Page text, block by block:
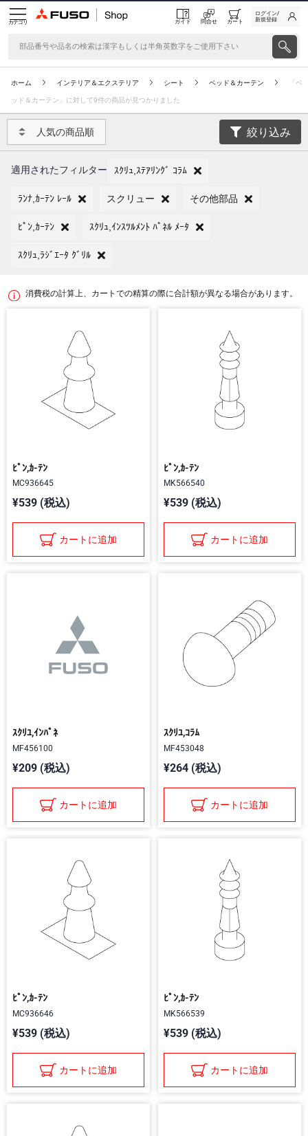
カテゴリ ガイド 問合せ カート
ログイン/
新規登録
ホーム インテリア＆エクステリア シート ベッド＆カーテン 「ベ
ッド＆カーテン」に対して9件の商品が見つかりました
人気の商品順 絞り込み
適用されたフィルター ｽｸﾘｭ,ｽﾃｱﾘﾝｸﾞ ｺﾗﾑ
ﾗﾝﾅ,ｶｰﾃﾝ ﾚｰﾙ スクリュー その他部品
ﾋﾟﾝ,ｶｰﾃﾝ ｽｸﾘｭ,ｲﾝｽﾂﾙﾒﾝﾄ ﾊﾟﾈﾙ ﾒｰﾀ
ｽｸﾘｭ,ﾗｼﾞｴｰﾀ ｸﾞﾘﾙ
消費税の計算上、カートでの精算の際に合計額が異なる場合があります。
ﾋﾟﾝ,ｶ-ﾃﾝ
MC936645
¥539 (税込)
カートに追加
ﾋﾟﾝ,ｶ-ﾃﾝ
MK566540
¥539 (税込)
カートに追加
ｽｸﾘﾕ,ｲﾝﾊﾟﾈ
MF456100
¥209 (税込)
カートに追加
ｽｸﾘﾕ,ｺﾗﾑ
MF453048
¥264 (税込)
カートに追加
ﾋﾟﾝ,ｶ-ﾃﾝ
MC936646
¥539 (税込)
カートに追加
ﾋﾟﾝ,ｶ-ﾃﾝ
MK566539
¥539 (税込)
カートに追加